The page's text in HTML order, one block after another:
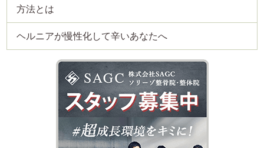
方法とは
ヘルニアが慢性化して辛いあなたへ